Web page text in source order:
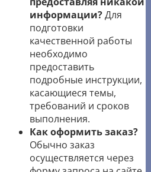
информации?Для
подготовки
качественной работы
необходимо
предоставить
подробные инструкции,
касающиеся темы,
требований и сроков
выполнения.
Как оформить заказ?
Обычно заказ
осуществляется через